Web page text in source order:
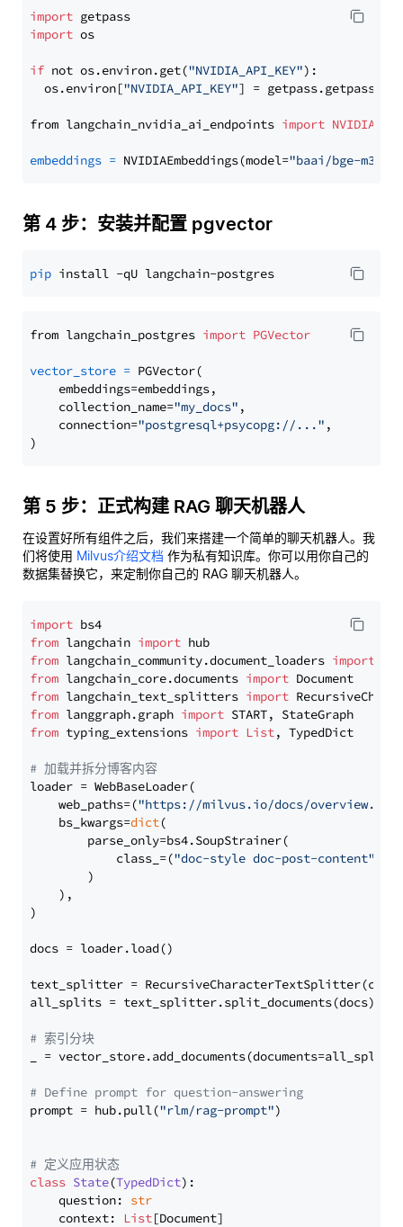
import
import os
if not os.environ.get("NVIDIA_API_KEY"):
  os.environ[
"NVIDIA_API_KEY"] = getpass.getpass(
from langchain_nvidia_ai_endpoints import
embeddings = NVIDIAEmbeddings(model="baai/bge-m3"
第 4 步：安装并配置 pgvector
pip
from langchain_postgres import PGVector
vector_store = PGVector(
    embeddings=embeddings,
    collection_name=
"my_docs" ,
    connection=
"postgresql+psycopg://..." ,
第 5 步：正式构建 RAG 聊天机器人
在设置好所有组件之后，我们来搭建一个简单的聊天机器人。我
们将使用 Milvus介绍文档 作为私有知识库。你可以用你自己的
数据集替换它，来定制你自己的 RAG 聊天机器人。
import
from langchain import
from langchain_community.document_loaders import
from langchain_core.documents import
from langchain_text_splitters import
from langgraph.graph import
from typing_extensions import List, TypedDict
# 加载并拆分博客内容
loader = WebBaseLoader(
    web_paths=(
"https://milvus.io/docs/overview.md"
    bs_kwargs=
dict(
        parse_only=bs4.SoupStrainer(
            class_=(
"doc-style doc-post-content"
        )
    ),
)
docs = loader.load()
text_splitter =
all_splits = text_splitter.split_documents(docs)
# 索引分块
_ = vector_store.add_documents(documents=all_splits)
# Define prompt for question-answering
prompt = hub.pull("rlm/rag-prompt")
# 定义应用状态
class State(TypedDict):
    question:
str
    context:
List[Document]